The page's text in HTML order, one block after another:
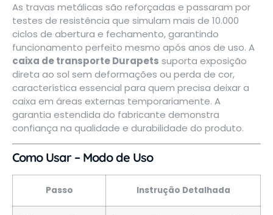
As travas metálicas são reforçadas e passaram por
testes de resistência que simulam mais de 10.000
ciclos de abertura e fechamento, garantindo
funcionamento perfeito mesmo após anos de uso. A
caixa de transporte Durapets suporta exposição
direta ao sol sem deformações ou perda de cor,
característica essencial para quem precisa deixar a
caixa em áreas externas temporariamente. A
garantia estendida do fabricante demonstra
confiança na qualidade e durabilidade do produto.
Como Usar – Modo de Uso
Passo Instrução Detalhada